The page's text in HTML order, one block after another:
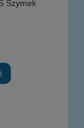
Szymek